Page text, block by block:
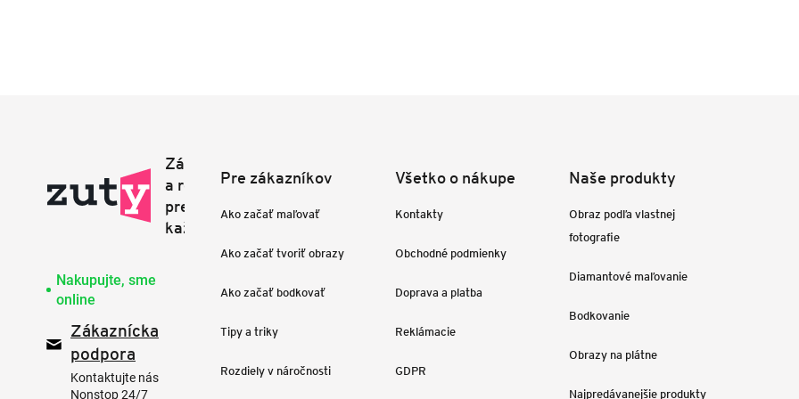
Nakupujte, sme
online
Zákaznícka
podpora
Kontaktujte nás
Nonstop 24/7
Pre zákazníkov
Ako začať maľovať
Ako začať tvoriť obrazy
Ako začať bodkovať
Tipy a triky
Rozdiely v náročnosti
Všetko o nákupe
Kontakty
Obchodné podmienky
Doprava a platba
Reklámacie
GDPR
Naše produkty
Obraz podľa vlastnej
fotografie
Diamantové maľovanie
Bodkovanie
Obrazy na plátne
Najpredávanejšie produkty